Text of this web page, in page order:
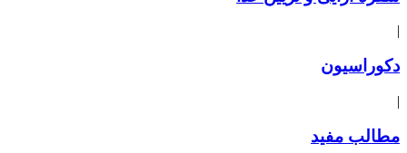
|
دکوراسیون
|
مطالب مفید